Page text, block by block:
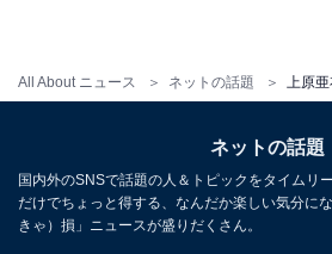
All About ニュース ネットの話題
ネットの話題
国内外のSNSで話題の人＆トピックをタイムリ
だけでちょっと得する、なんだか楽しい気分に
きゃ）損」ニュースが盛りだくさん。